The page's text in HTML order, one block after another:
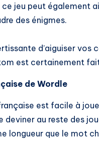
ce jeu peut également
des énigmes.
d’aiguiser
est certainement
de Wordle
est facile à
deviner au reste des
longueur que le mot